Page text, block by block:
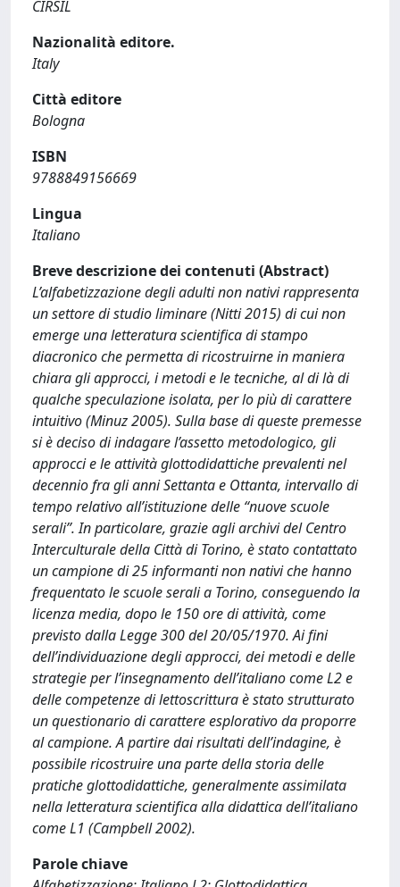
CIRSIL
Nazionalità editore.
Italy
Città editore
Bologna
ISBN
9788849156669
Lingua
Italiano
Breve descrizione dei contenuti (Abstract)
L’alfabetizzazione degli adulti non nativi rappresenta
un settore di studio liminare (Nitti 2015) di cui non
emerge una letteratura scientifica di stampo
diacronico che permetta di ricostruirne in maniera
chiara gli approcci, i metodi e le tecniche, al di là di
qualche speculazione isolata, per lo più di carattere
intuitivo (Minuz 2005). Sulla base di queste premesse
si è deciso di indagare l’assetto metodologico, gli
approcci e le attività glottodidattiche prevalenti nel
decennio fra gli anni Settanta e Ottanta, intervallo di
tempo relativo all’istituzione delle “nuove scuole
serali”. In particolare, grazie agli archivi del Centro
Interculturale della Città di Torino, è stato contattato
un campione di 25 informanti non nativi che hanno
frequentato le scuole serali a Torino, conseguendo la
licenza media, dopo le 150 ore di attività, come
previsto dalla Legge 300 del 20/05/1970. Ai fini
dell’individuazione degli approcci, dei metodi e delle
strategie per l’insegnamento dell’italiano come L2 e
delle competenze di lettoscrittura è stato strutturato
un questionario di carattere esplorativo da proporre
al campione. A partire dai risultati dell’indagine, è
possibile ricostruire una parte della storia delle
pratiche glottodidattiche, generalmente assimilata
nella letteratura scientifica alla didattica dell’italiano
come L1 (Campbell 2002).
Parole chiave